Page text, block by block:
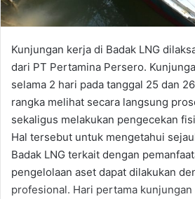
Kunjungan kerja di Badak LNG
dari PT Pertamina Persero.
selama 2 hari pada tanggal 25 dan
rangka melihat secara langsung
sekaligus melakukan pengecekan
Hal tersebut untuk mengetahui
Badak LNG terkait dengan
pengelolaan aset dapat dilakukan
profesional. Hari pertama